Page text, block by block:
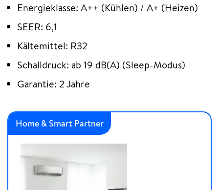
Energieklasse: A++ (Kühlen) / A+ (Heizen)
SEER: 6,1
Kältemittel: R32
Schalldruck: ab 19 dB(A) (Sleep-Modus)
Garantie: 2 Jahre
Home & Smart Partner